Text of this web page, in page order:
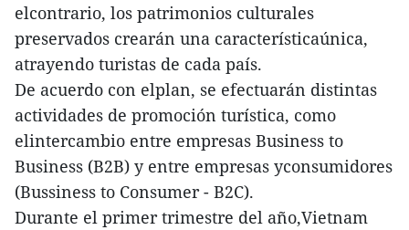
elcontrario, los patrimonios culturales
preservados crearán una característicaúnica,
atrayendo turistas de cada país.
De acuerdo con elplan, se efectuarán distintas
actividades de promoción turística, como
elintercambio entre empresas Business to
Business (B2B) y entre empresas yconsumidores
(Bussiness to Consumer - B2C).
Durante el primer trimestre del año,Vietnam